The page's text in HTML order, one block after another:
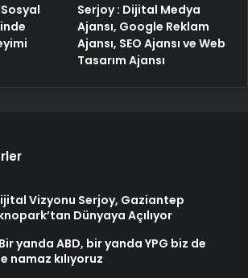
Serjoy : Dijital Medya
Ajansı, Google Reklam
Ajansı, SEO Ajansı ve Web
Tasarım Ajansı
Vizyonu Serjoy, Gaziantep
Dünyaya Açılıyor
yanda ABD, bir yanda YPG biz de
namaz kılıyoruz